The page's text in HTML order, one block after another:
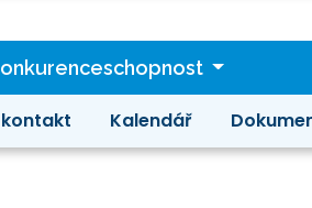
Kalendář